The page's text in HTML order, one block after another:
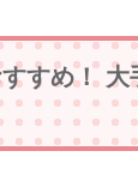
すめ！ 大